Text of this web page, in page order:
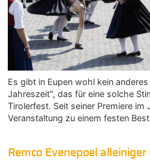
Es gibt in Eupen wohl kein
Jahreszeit", das für eine solche
Tirolerfest. Seit seiner Premiere im
Veranstaltung zu einem festen
Remco Evenepoel